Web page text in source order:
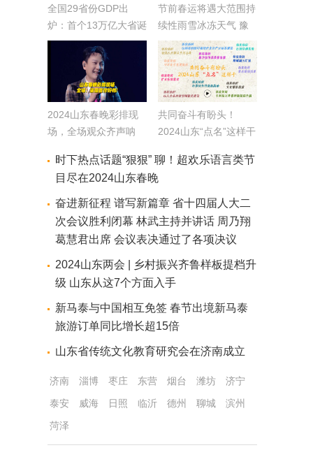
全国29省份GDP出
炉：首个13万亿大省诞
生！
节前春运将遇大范围持
续性雨雪冰冻天气 豫
鲁鄂降雪具有极端性
2024山东春晚彩排现
场，全场观众齐声呐
共同奋斗有盼头！
2024山东“点名”这样干
时下热点话题“狠狠” 聊！超欢乐语言类节
目尽在2024山东春晚
奋进新征程 谱写新篇章 省十四届人大二
次会议胜利闭幕 林武主持并讲话 周乃翔
葛慧君出席 会议表决通过了各项决议
2024山东两会 | 乡村振兴齐鲁样板提档升
级 山东从这7个方面入手
新马泰与中国相互免签 春节出境新马泰
旅游订单同比增长超15倍
山东省传统文化教育研究会在济南成立
济南 淄博 枣庄 东营 烟台 潍坊
济宁
泰安
威海 日照 临沂 德州 聊城
滨州
菏泽